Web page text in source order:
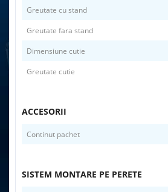
Greutate cu stand
Greutate fara stand
Dimensiune cutie
Greutate cutie
ACCESORII
Continut pachet
SISTEM MONTARE PE PERETE